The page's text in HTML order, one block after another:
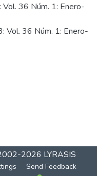
Vol. 36 Núm. 1: Enero-
Vol. 36 Núm. 1: Enero-
2026 LYRASIS
Send Feedback